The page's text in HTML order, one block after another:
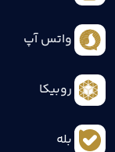
واتس آپ
روبیکا
بله